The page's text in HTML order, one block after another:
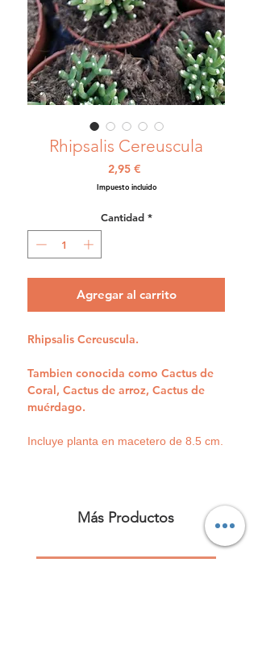
Rhipsalis Cereuscula
2,95 €Precio
Impuesto incluido
Cantidad *
Agregar al carrito
Rhipsalis Cereuscula.
Tambien conocida como Cactus de
Coral, Cactus de arroz, Cactus de
muérdago.
Incluye planta en macetero de 8.5 cm.
Más Productos